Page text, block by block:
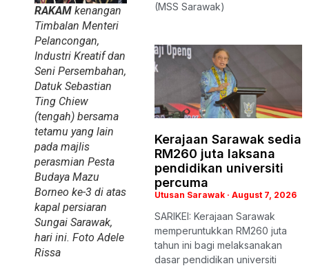
RAKAM kenangan
Timbalan Menteri
Pelancongan,
Industri Kreatif dan
Seni Persembahan,
Datuk Sebastian
Ting Chiew
(tengah) bersama
tetamu yang lain
pada majlis
perasmian Pesta
Budaya Mazu
Borneo ke-3 di atas
kapal persiaran
Sungai Sarawak,
hari ini. Foto Adele
Rissa
(MSS Sarawak)
Kerajaan Sarawak sedia
RM260 juta laksana
pendidikan universiti
percuma
Utusan Sarawak August 7, 2026
SARIKEI: Kerajaan Sarawak
memperuntukkan RM260 juta
tahun ini bagi melaksanakan
dasar pendidikan universiti